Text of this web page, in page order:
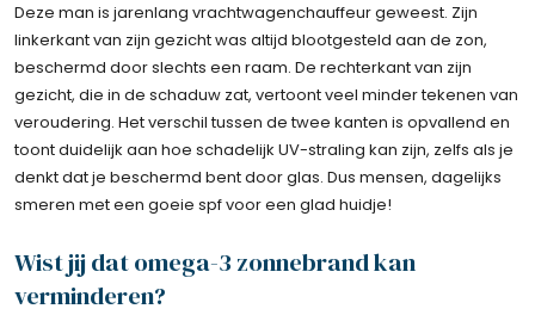
Deze man is jarenlang vrachtwagenchauffeur geweest. Zijn
linkerkant van zijn gezicht was altijd blootgesteld aan de zon,
beschermd door slechts een raam. De rechterkant van zijn
gezicht, die in de schaduw zat, vertoont veel minder tekenen van
veroudering. Het verschil tussen de twee kanten is opvallend en
toont duidelijk aan hoe schadelijk UV-straling kan zijn, zelfs als je
denkt dat je beschermd bent door glas. Dus mensen, dagelijks
smeren met een goeie spf voor een glad huidje!
Wist jij dat omega-3 zonnebrand kan
verminderen?